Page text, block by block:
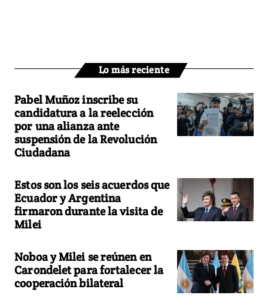
Lo más reciente
Pabel Muñoz inscribe su
candidatura a la reelección
por una alianza ante
suspensión de la Revolución
Ciudadana
Estos son los seis acuerdos que
Ecuador y Argentina
firmaron durante la visita de
Milei
Noboa y Milei se reúnen en
Carondelet para fortalecer la
cooperación bilateral